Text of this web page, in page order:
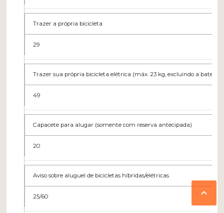
Trazer a própria bicicleta
29
Trazer sua própria bicicleta elétrica (máx. 23 kg, excluindo a bateria)
49
Capacete para alugar (somente com reserva antecipada)
20
Aviso sobre aluguel de bicicletas híbridas/elétricas
25/60 